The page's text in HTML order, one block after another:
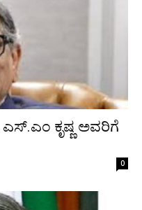
ಕೃಷ್ಣ ಅವರಿಗೆ
0